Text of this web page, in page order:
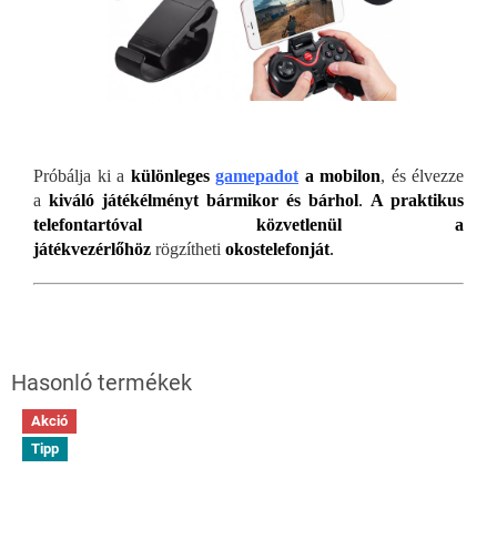
Próbálja ki a különleges gamepadot a mobilon, és élvezze
a kiváló játékélményt bármikor és bárhol. A praktikus
telefontartóval közvetlenül a
játékvezérlőhöz rögzítheti okostelefonját.
Akció
Tipp